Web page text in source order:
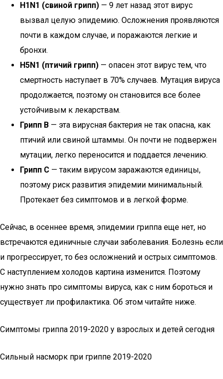
H1N1 (свиной грипп) — 9 лет назад этот вирус
вызвал целую эпидемию. Осложнения проявляются
почти в каждом случае, и поражаются легкие и
бронхи.
H5N1 (птичий грипп) — опасен этот вирус тем, что
смертность наступает в 70% случаев. Мутация вируса
продолжается, поэтому он становится все более
устойчивым к лекарствам.
Грипп В — эта вирусная бактерия не так опасна, как
птичий или свиной штаммы. Он почти не подвержен
мутации, легко переносится и поддается лечению.
Грипп С — таким вирусом заражаются единицы,
поэтому риск развития эпидемии минимальный.
Протекает без симптомов и в легкой форме.
Сейчас, в осеннее время, эпидемии гриппа еще нет, но
встречаются единичные случаи заболевания. Болезнь если
и прогрессирует, то без осложнений и острых симптомов.
С наступлением холодов картина изменится. Поэтому
нужно знать про симптомы вируса, как с ним бороться и
существует ли профилактика. Об этом читайте ниже.
Симптомы гриппа 2019-2020 у взрослых и детей сегодня
Сильный насморк при гриппе 2019-2020